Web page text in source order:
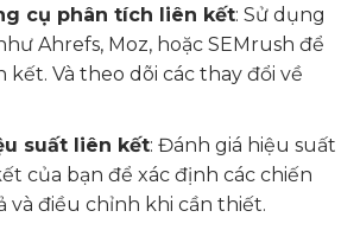
cụ phân tích liên kết: Sử dụng
Ahrefs, Moz, hoặc SEMrush để
kết. Và theo dõi các thay đổi về
suất liên kết: Đánh giá hiệu suất
của bạn để xác định các chiến
và điều chỉnh khi cần thiết.